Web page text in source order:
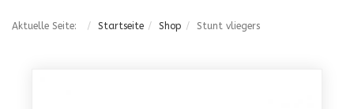
Aktuelle Seite: Startseite Shop Stunt vliegers